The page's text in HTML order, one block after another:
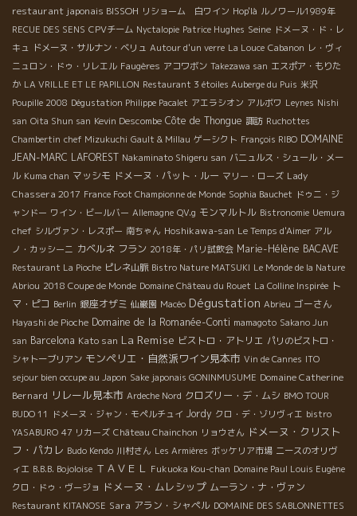
restaurant japonais BISSOH リショーム 白ワイン Hop'là ルノワール1989年
RECUE DES SENS CPVチーム Nyctalopie Patrice Hughes Seine ドメーヌ・ド・レ
キュ ドメーヌ・サルナン・ベリュ Autour d'un verre La Louce Cabanon レ・ヴィ
ニュロン・ドゥ・リレエル Faugères アコワボン Takezawa san エスポア・もりた
か LA VRILLE ET LE PAPILLON Restaurant 3 étoiles Auberge du Puis 米沢
Poupille 2008 Dégustation Philippe Pacalet アエラシオン アルボワ Leynes Nishi
san Oita Shun san Kevin Descombe Côte de Thongue 諏訪 Ruchottes
Chambertin chef Mizukuchi Gault & Millau ゲーシクト François RIBO DOMAINE
JEAN-MARC LAFOREST Nakaminato Shigeru san バニュルス・シュール・メー
ル Kuma chan マッシモ ドメーヌ・パット・ルー マリー・ローズ Lady
Chassera 2017 France Foot Championne de Monde Sophia Bauchet ドゥニ・ジ
ャンドー ワイン・ビールバー Allemagne QV.g モンマルトル Bistronomie Uemura
chef シルヴァン・レスポー 南ちゃん Hoshikawa-san Le Temps d'Aimer アル
ノ・カッシーニ カベルネ フラン 2018年・パリ試飲会 Marie-Hélène BACAVE
Restaurant La Pioche ピレネ山脈 Bistro Nature MATSUKI Le Monde de la Nature
Abriou 2018 Coupe de Monde Domaine Château du Rouet La Colline Inspirée ト
マ・ピコ Berlin 銀座オザミ 仙巌園 Macéo Dégustation Abrieu ゴーさん
Hayashi de Pioche Domaine de la Romanée-Conti mamagoto Sakano Jun
san Barcelona Kato san La Remise ビストロ・アトリエ パリのビストロ・
シャトーブリアン モンペリエ・自然派ワイン見本市 Vin de Cannes ITO
sejour bien occupe au Japon Sake japonais GONINMUSUME Domaine Catherine
Bernard リレール見本市 Ardeche Nord クロズリー・デ・ムシ BMO TOUR
BUDO 11
ドメーヌ・ジャン・モペルチュイ Jordy クロ・デ・ゾリヴィエ bistro
YASABURO 47 リカーズ Château Chainchon リョウさん ドメーヌ・クリスト
フ・パカレ Budo Kendo 川村さん Les Armières ボッケリア市場 ニースのオリヴ
ィエ B.B.B. Bojoloise ＴＡＶＥＬ Fukuoka Kou-chan Domaine Paul Louis Eugène
クロ・ドゥ・ヴージョ ドメーヌ・ムレシップ ムーラン・ナ・ヴァン
Restaurant KITANOSE Sara アラン・シャペル DOMAINE DES SABLONNETTES